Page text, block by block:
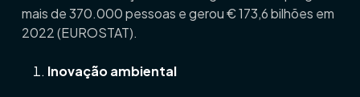
mais de 370.000 pessoas e gerou € 173,6 bilhões em
2022 (EUROSTAT).
Inovação ambiental